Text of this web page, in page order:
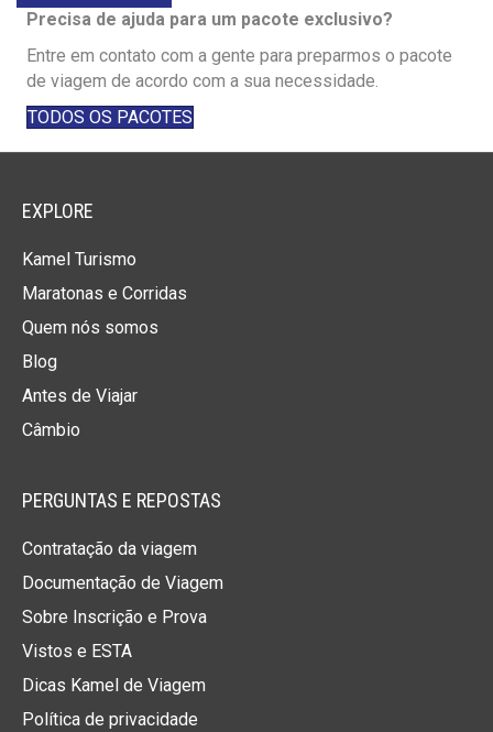
Precisa de ajuda para um pacote exclusivo?
Entre em contato com a gente para preparmos o pacote
de viagem de acordo com a sua necessidade.
TODOS OS PACOTES
EXPLORE
Kamel Turismo
Maratonas e Corridas
Quem nós somos
Blog
Antes de Viajar
Câmbio
PERGUNTAS E REPOSTAS
Contratação da viagem
Documentação de Viagem
Sobre Inscrição e Prova
Vistos e ESTA
Dicas Kamel de Viagem
Política de privacidade